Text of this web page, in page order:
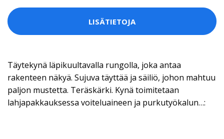
LISÄTIETOJA
Täytekynä läpikuultavalla rungolla, joka antaa
rakenteen näkyä. Sujuva täyttää ja säiliö, johon mahtuu
paljon mustetta. Teräskärki. Kynä toimitetaan
lahjapakkauksessa voiteluaineen ja purkutyökalun…: